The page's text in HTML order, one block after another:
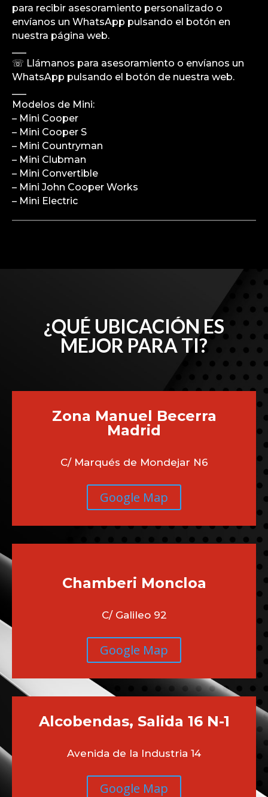
para recibir asesoramiento personalizado o
envíanos un WhatsApp pulsando el botón en
nuestra página web.
___
☏ Llámanos para asesoramiento o envíanos un
WhatsApp pulsando el botón de nuestra web.
___
Modelos de Mini:
– Mini Cooper
– Mini Cooper S
– Mini Countryman
– Mini Clubman
– Mini Convertible
– Mini John Cooper Works
– Mini Electric
¿QUÉ UBICACIÓN ES
MEJOR PARA TI?
Zona Manuel Becerra
Madrid
C/ Marqués de Mondejar N6
Google Map
Chamberi Moncloa
C/ Galileo 92
Google Map
Alcobendas, Salida 16 N-1
Avenida de la Industria 14
Google Map